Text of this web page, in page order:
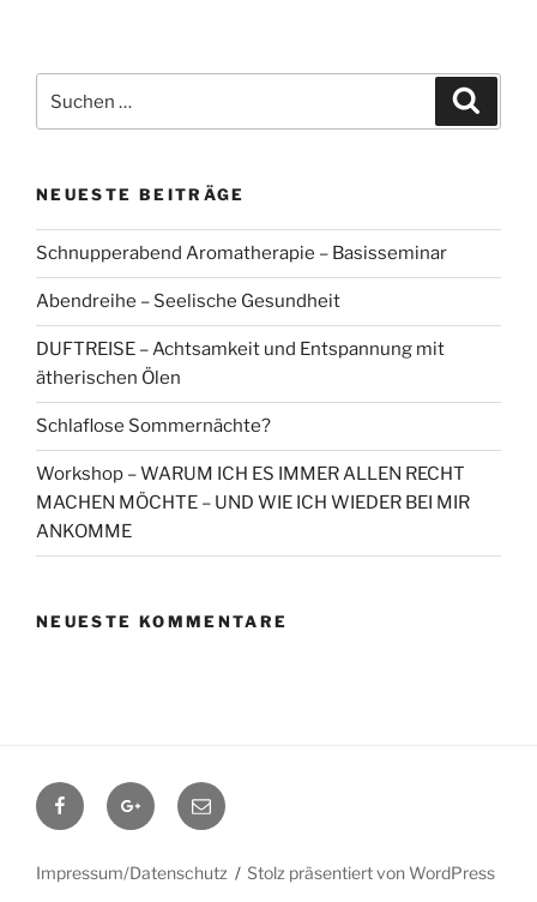
nach:
NEUESTE BEITRÄGE
Schnupperabend Aromatherapie – Basisseminar
Abendreihe – Seelische Gesundheit
DUFTREISE – Achtsamkeit und Entspannung mit
ätherischen Ölen
Schlaflose Sommernächte?
Workshop – WARUM ICH ES IMMER ALLEN RECHT
MACHEN MÖCHTE – UND WIE ICH WIEDER BEI MIR
ANKOMME
NEUESTE KOMMENTARE
FacebookGoogle+Contact
me
Impressum/Datenschutz Stolz präsentiert von WordPress